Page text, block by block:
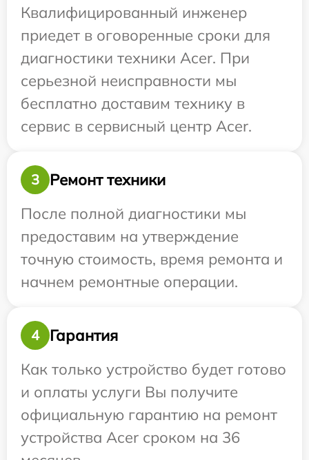
Квалифицированный инженер
приедет в оговоренные сроки для
диагностики техники Acer. При
серьезной неисправности мы
бесплатно доставим технику в
сервис в сервисный центр Acer.
3
Ремонт техники
После полной диагностики мы
предоставим на утверждение
точную стоимость, время ремонта и
начнем ремонтные операции.
4
Гарантия
Как только устройство будет готово
и оплаты услуги Вы получите
официальную гарантию на ремонт
устройства Acer сроком на 36